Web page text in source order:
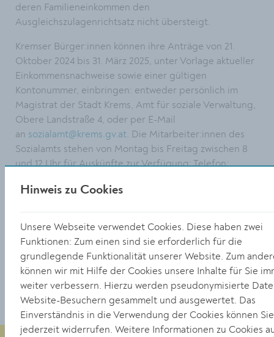
deren Familieneinkommen den
Ausgleichszulagenrichtsatz nicht übersteigt.
Kremser Bürger:innen können ihre Anträge von 21.
Oktober 2024 bis 31. März 2025, unter Vorlage aktueller
Einkommensnachweise sowie einer gültigen
Kontonummer, einbringen: entweder persönlich im
Magistrat der Stadt Krems, Amt für soziale Verwaltung,
Obere Landstraße 4, oder per E-Mail
an sozialamt@krems.gv.at. Die Mitarbeiter:innen des
Sozialamts stehen von Montag bis Freitag zwischen 8
und 12 Uhr für Auskünfte zur Verfügung: Telefon:
https://www.noe.gv.at/noe/SeniorInnen/
TEILEN
Hinweis zu Cookies
Unsere Webseite verwendet Cookies. Diese haben zwei
Funktionen: Zum einen sind sie erforderlich für die
grundlegende Funktionalität unserer Website. Zum
können wir mit Hilfe der Cookies unsere Inhalte für Sie
weiter verbessern. Hierzu werden pseudonymisierte
Website-Besuchern gesammelt und ausgewertet. Das
Einverständnis in die Verwendung der Cookies können Sie
jederzeit widerrufen. Weitere Informationen zu Cookies